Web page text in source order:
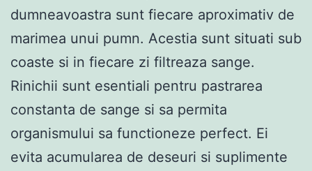
dumneavoastra sunt fiecare aproximativ de
marimea unui pumn. Acestia sunt situati sub
coaste si in fiecare zi filtreaza sange.
Rinichii sunt esentiali pentru pastrarea
constanta de sange si sa permita
organismului sa functioneze perfect. Ei
evita acumularea de deseuri si suplimente